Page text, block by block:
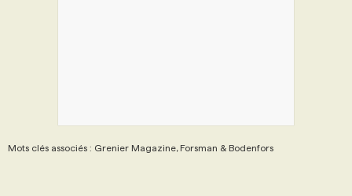
Mots clés associés : Grenier Magazine, Forsman & Bodenfors